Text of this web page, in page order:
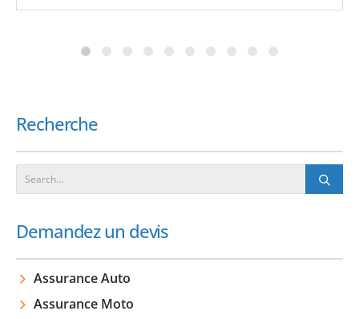
Recherche
Demandez un devis
Assurance Auto
Assurance Moto